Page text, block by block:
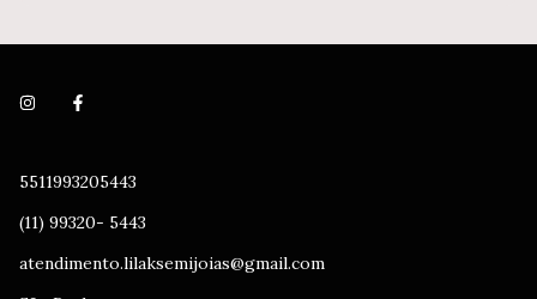
5511993205443
(11) 99320- 5443
atendimento.lilaksemijoias@gmail.com